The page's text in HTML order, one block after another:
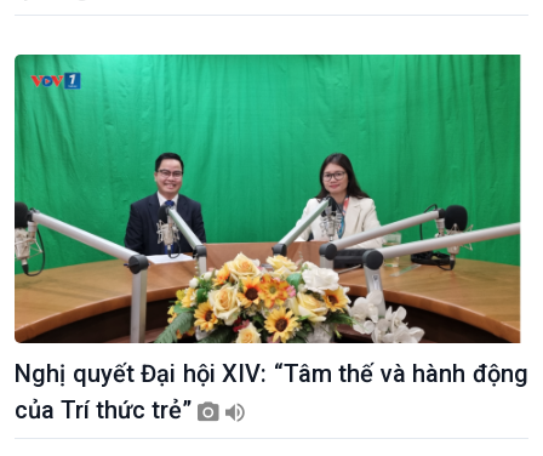
thương mại
Tìm hiểu biển, đảo Việt
Nghị quyết Đại hội XIV: “Tâm thế và hành động
của Trí thức trẻ”